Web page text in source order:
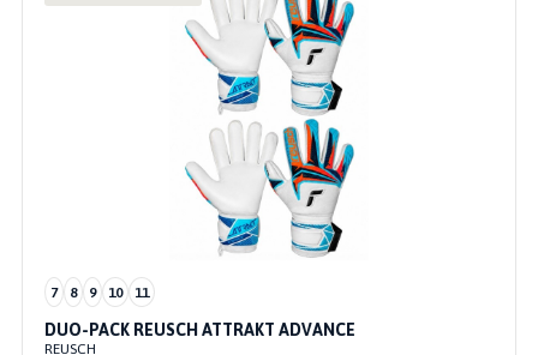
7 8 9 10 11
DUO-PACK REUSCH ATTRAKT ADVANCE
REUSCH